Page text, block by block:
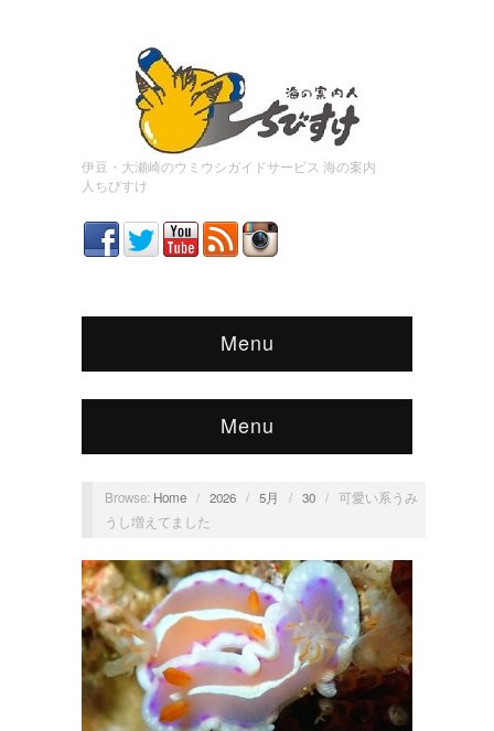
伊豆・大瀬崎のウミウシガイドサービス 海の案内
人ちびすけ
Menu
Menu
Browse: Home / 2026 / 5月 / 30 / 可愛い系うみ
うし増えてました